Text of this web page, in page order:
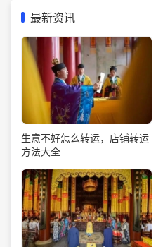
最新资讯
生意不好怎么转运，店铺转运
方法大全